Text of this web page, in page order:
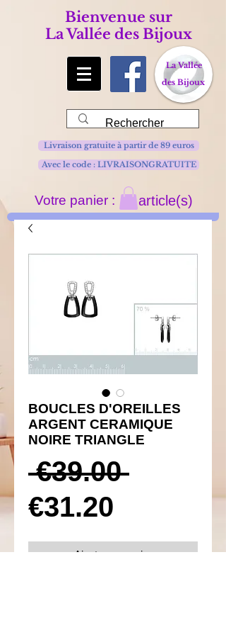
Bienvenue sur
La Vallée des Bijoux
La Vallée
des Bijoux
Avec le code : LIVRAISONGRATUITE
Livraison gratuite à partir de 89 euros
Votre panier : article(s)
BOUCLES D'OREILLES
ARGENT CERAMIQUE
NOIRE TRIANGLE
€39.00 Prix
original
€31.20
Ajouter au panier